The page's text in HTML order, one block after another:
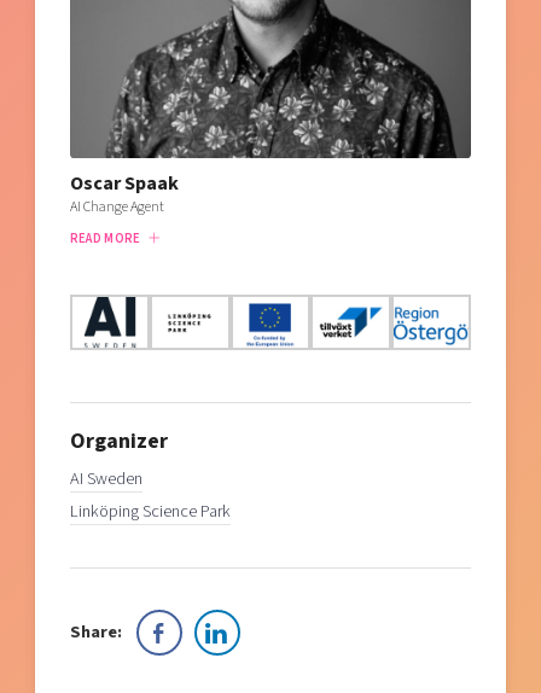
Oscar Spaak
AI Change Agent
READ MORE
Organizer
AI Sweden
Linköping Science Park
Share: